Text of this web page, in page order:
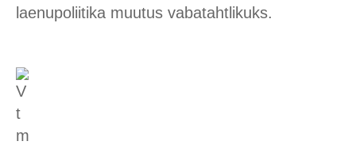
laenupoliitika muutus vabatahtlikuks.